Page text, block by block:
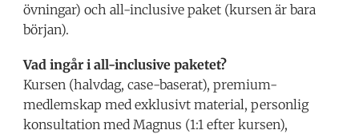
övningar) och all-inclusive paket (kursen är bara
början).
Vad ingår i all-inclusive paketet?
Kursen (halvdag, case-baserat), premium-
medlemskap med exklusivt material, personlig
konsultation med Magnus (1:1 efter kursen),